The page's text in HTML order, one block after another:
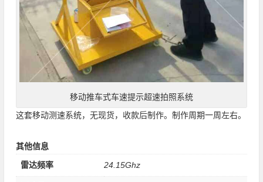
移动推车式车速提示超速拍照系统
这套移动测速系统，无现货，收款后制作。制作周期一周左右。
其他信息
雷达频率
24.15Ghz